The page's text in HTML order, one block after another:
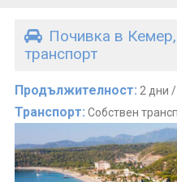
Турция
Гърция
Египет
Екскурзии
Почивка в
транспорт
Продължителност: 2 дни
Транспорт: Собствен